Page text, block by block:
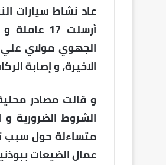
عاد نشاط سيارات
أرسلت
الجهوي مولاي علي
الاخيرة، و إصابة
و قالت مصادر
الشروط الضرورية و
متساءلة حول سبب
عمال الضيعات